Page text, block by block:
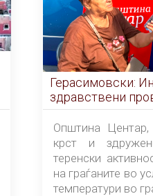
Герасимовски:
здравствени
граѓаните во
Општина
крст и
теренски
на граѓаните во
температури во